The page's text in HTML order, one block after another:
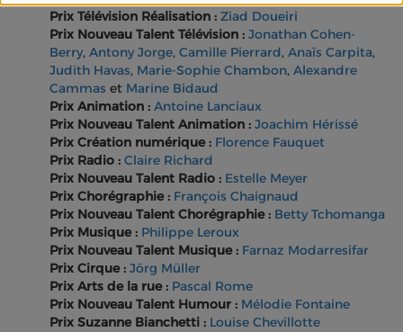
Prix Télévision Réalisation : Ziad Doueiri
Prix Nouveau Talent Télévision : Jonathan Cohen-
Berry, Antony Jorge, Camille Pierrard, Anaïs Carpita,
Judith Havas, Marie-Sophie Chambon, Alexandre
Cammas et Marine Bidaud
Prix Animation : Antoine Lanciaux
Prix Nouveau Talent Animation : Joachim Hérissé
Prix Création numérique : Florence Fauquet
Prix Radio : Claire Richard
Prix Nouveau Talent Radio : Estelle Meyer
Prix Chorégraphie : François Chaignaud
Prix Nouveau Talent Chorégraphie : Betty Tchomanga
Prix Musique : Philippe Leroux
Prix Nouveau Talent Musique : Farnaz Modarresifar
Prix Cirque : Jörg Müller
Prix Arts de la rue : Pascal Rome
Prix Nouveau Talent Humour : Mélodie Fontaine
Prix Suzanne Bianchetti : Louise Chevillotte